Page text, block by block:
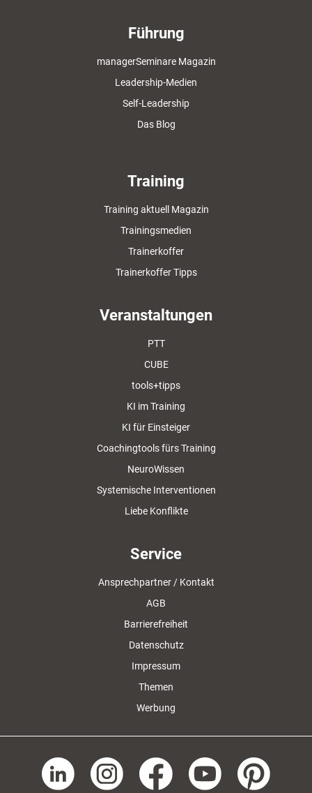
Führung
managerSeminare Magazin
Leadership-Medien
Self-Leadership
Das Blog
Training
Training aktuell Magazin
Trainingsmedien
Trainerkoffer
Trainerkoffer Tipps
Veranstaltungen
PTT
CUBE
tools+tipps
KI im Training
KI für Einsteiger
Coachingtools fürs Training
NeuroWissen
Systemische Interventionen
Liebe Konflikte
Service
Ansprechpartner / Kontakt
AGB
Barrierefreiheit
Datenschutz
Impressum
Themen
Werbung